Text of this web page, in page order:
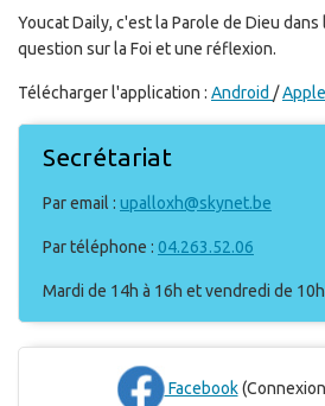
Youcat Daily, c'est la Parole de Dieu
question sur la Foi et une réflexion.
Télécharger l'application : Android /Apple
Secrétariat
Par email : upalloxh@skynet.be
Par téléphone : 04.263.52.06
Mardi de 14h à 16h et vendredi de
Facebook